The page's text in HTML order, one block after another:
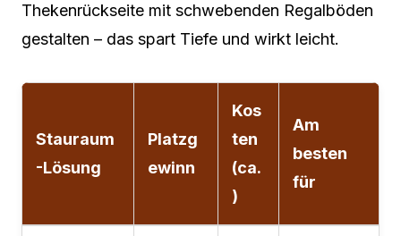
Thekenrückseite mit schwebenden Regalböden
gestalten – das spart Tiefe und wirkt leicht.
Stauraum
-Lösung
Platzg
ewinn
Kos
ten
(ca.
)
Am
besten
für